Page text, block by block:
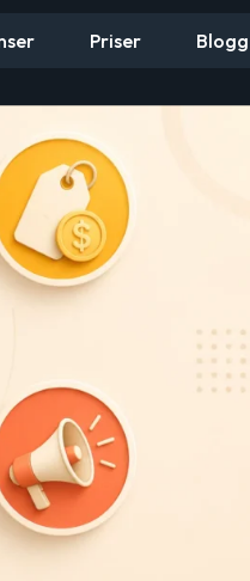
Priser Blogg